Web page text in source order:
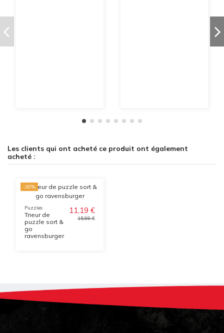
Les clients qui ont acheté ce produit ont également
acheté :
-30%
Puzzles
Trieur de
puzzle sort &
go
ravensburger
11,19 €
15,99 €